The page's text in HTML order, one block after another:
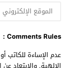
Comments Rules :
عدم الإساءة للكاتب